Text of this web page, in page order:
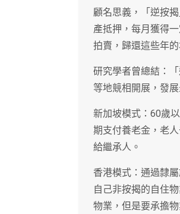
顧名思義，「逆按
產抵押，每月獲得
拍賣，歸還這些年的
研究學者曾總結：
等地競相開展，發
新加坡模式：60歲
期支付養老金，老
給繼承人。
香港模式：通過隸
自己非按揭的自住
物業，但是要承擔